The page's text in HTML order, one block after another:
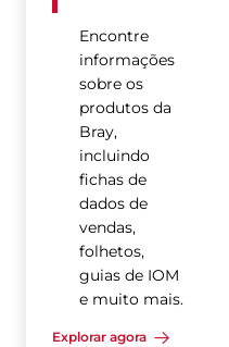
Encontre
informações
sobre os
produtos da
Bray,
incluindo
fichas de
dados de
vendas,
folhetos,
guias de IOM
e muito mais.
Explorar agora